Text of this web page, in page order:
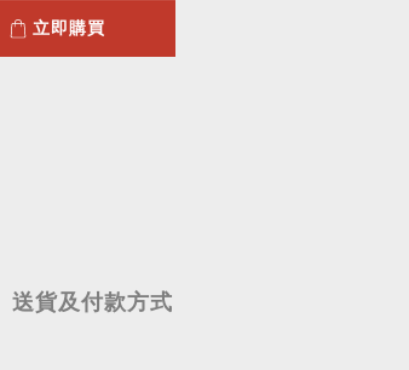
立即購買
送貨及付款方式